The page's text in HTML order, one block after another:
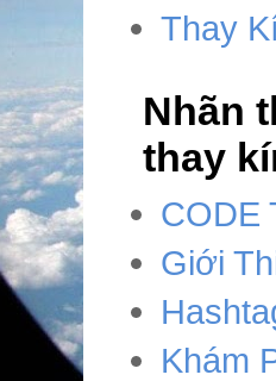
Thay
Nhãn
thay
CODE
Giới
Khám